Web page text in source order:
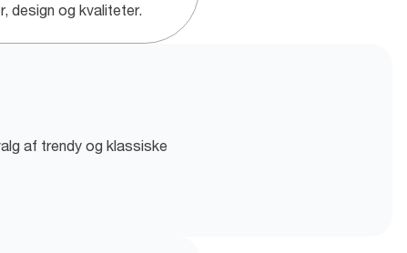
design og kvaliteter.
af trendy og klassiske